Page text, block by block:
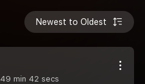
Newest to Oldest
49 min 42 secs